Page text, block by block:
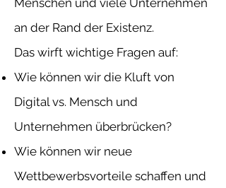
Menschen und viele Unternehmen
an der Rand der Existenz.
Das wirft wichtige Fragen auf:
Wie können wir die Kluft von
Digital vs. Mensch und
Unternehmen überbrücken?
Wie können wir neue
Wettbewerbsvorteile schaffen und